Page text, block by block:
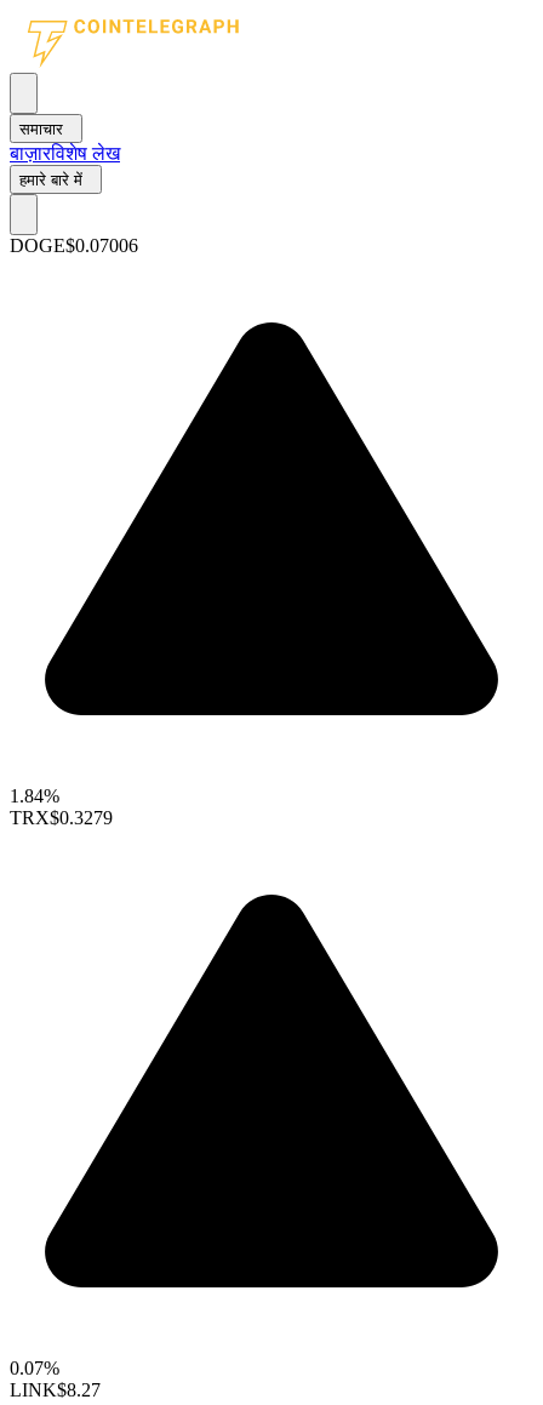
समाचार
बाज़ारविशेष लेख
हमारे बारे में
DOGE$0.07006
1.84%
TRX$0.3279
0.07%
LINK$8.27